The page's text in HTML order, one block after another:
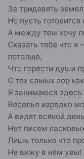
За тридевять
Но пусть
А между тем хочу
Сказать тебе что
потолще,
Что горести души
С тех самых пор
Я занимаюся
Веселье изредко
А видят всякой
Нет писем
Лишь только что
Не вижу в нём увы!